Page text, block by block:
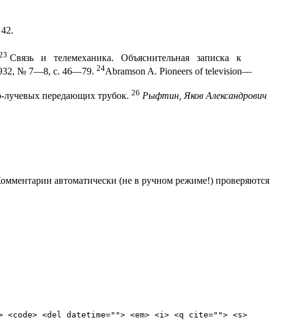
Связь и телемеханика. Объяснительная записка к
№ 7—8, с. 46—79. 24Abramson A. Pioneers of television—
передающих трубок. 26 Рыфтин, Яков Александрович
автоматически (не в ручном режиме!) проверяются
<del datetime=""> <em> <i> <q cite=""> <s>